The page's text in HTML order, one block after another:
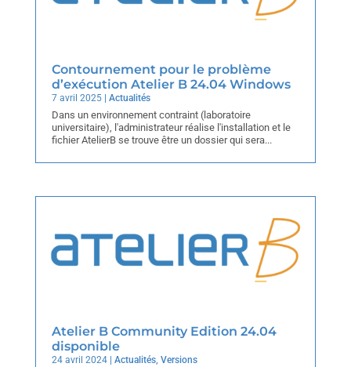
Contournement pour le problème
d’exécution Atelier B 24.04 Windows
7 avril 2025| Actualités
Dans un environnement contraint (laboratoire
universitaire), l'administrateur réalise l'installation et le
fichier AtelierB se trouve être un dossier qui sera...
Atelier B Community Edition 24.04
disponible
24 avril 2024| Actualités, Versions